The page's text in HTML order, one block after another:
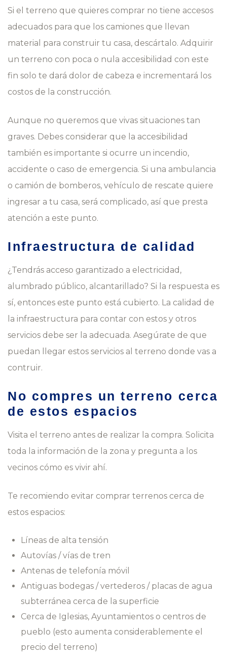
Si el terreno que quieres comprar no tiene accesos
adecuados para que los camiones que llevan
material para construir tu casa, descártalo. Adquirir
un terreno con poca o nula accesibilidad con este
fin solo te dará dolor de cabeza e incrementará los
costos de la construcción.
Aunque no queremos que vivas situaciones tan
graves. Debes considerar que la accesibilidad
también es importante si ocurre un incendio,
accidente o caso de emergencia. Si una ambulancia
o camión de bomberos, vehículo de rescate quiere
ingresar a tu casa, será complicado, así que presta
atención a este punto.
Infraestructura de calidad
¿Tendrás acceso garantizado a electricidad,
alumbrado público, alcantarillado? Si la respuesta es
sí, entonces este punto está cubierto. La calidad de
la infraestructura para contar con estos y otros
servicios debe ser la adecuada. Asegúrate de que
puedan llegar estos servicios al terreno donde vas a
contruir.
No compres un terreno cerca
de estos espacios
Visita el terreno antes de realizar la compra. Solicita
toda la información de la zona y pregunta a los
vecinos cómo es vivir ahí.
Te recomiendo evitar comprar terrenos cerca de
estos espacios:
Líneas de alta tensión
Autovías / vías de tren
Antenas de telefonía móvil
Antiguas bodegas / vertederos / placas de agua
subterránea cerca de la superficie
Cerca de Iglesias, Ayuntamientos o centros de
pueblo (esto aumenta considerablemente el
precio del terreno)